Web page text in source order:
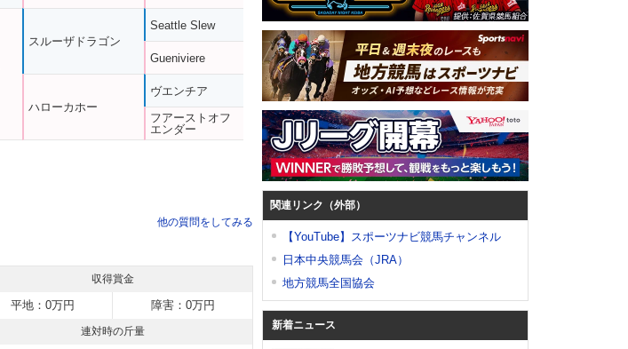
スルーザドラゴン
ハローカホー
Seattle Slew
Gueniviere
ヴエンチア
フアーストオフ
エンダー
他の質問をしてみる
収得賞金
平地：0万円 障害：0万円
連対時の斤量
関連リンク（外部）
【YouTube】スポーツナビ競馬チャンネル
日本中央競馬会（JRA）
地方競馬全国協会
新着ニュース